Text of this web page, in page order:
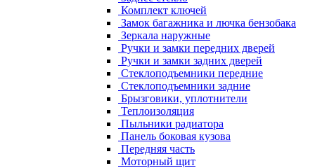
Комплект ключей
Замок багажника и лючка бензобака
Зеркала наружные
Ручки и замки передних дверей
Ручки и замки задних дверей
Стеклоподъемники передние
Стеклоподъемники задние
Брызговики, уплотнители
Теплоизоляция
Пыльники радиатора
Панель боковая кузова
Передняя часть
Моторный щит